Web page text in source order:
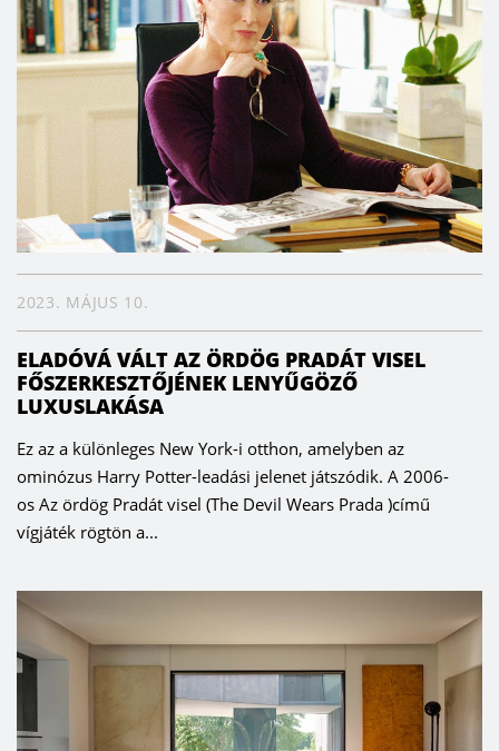
2023. MÁJUS 10.
ELADÓVÁ VÁLT AZ ÖRDÖG PRADÁT VISEL
FŐSZERKESZTŐJÉNEK LENYŰGÖZŐ
LUXUSLAKÁSA
Ez az a különleges New York-i otthon, amelyben az
ominózus Harry Potter-leadási jelenet játszódik. A 2006-
os Az ördög Pradát visel (The Devil Wears Prada )című
vígjáték rögtön a...